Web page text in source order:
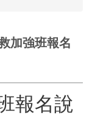
加強班報名
報名說